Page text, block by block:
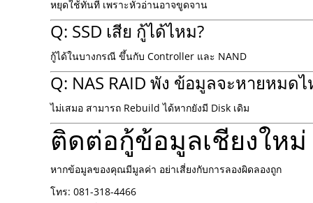
หยุดใช้ทันที เพราะหัวอ่านอาจขูดจาน
Q: SSD เสีย กู้ได้ไหม?
กู้ได้ในบางกรณี ขึ้นกับ Controller และ NAND
Q: NAS RAID พัง ข้อมูลจะหายหมดไ
ไม่เสมอ สามารถ Rebuild ได้หากยังมี Disk เดิม
ติดต่อกู้ข้อมูลเชียงใหม่
หากข้อมูลของคุณมีมูลค่า อย่าเสี่ยงกับการลองผิดลองถูก
โทร: 081-318-4466